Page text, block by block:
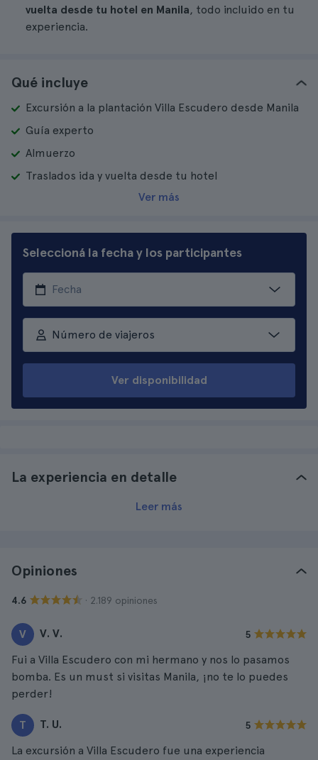
vuelta desde tu hotel en Manila, todo incluido en tu
experiencia.
Qué incluye
Excursión a la plantación Villa Escudero desde Manila
Guía experto
Almuerzo
Traslados ida y vuelta desde tu hotel
Ver más
Seleccioná la fecha y los participantes
Número de viajeros
Ver disponibilidad
La experiencia en detalle
Leer más
Opiniones
4.6 · 2.189 opiniones
V V. V. 5
Fui a Villa Escudero con mi hermano y nos lo pasamos
bomba. Es un must si visitas Manila, ¡no te lo puedes
perder!
T T. U. 5
La excursión a Villa Escudero fue una experiencia